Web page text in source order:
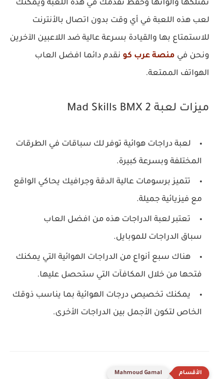
تمتلكها وألوانها وحفظ تقدمك في هذه اللعبة ويمكنك
لعب هذه اللعبة في أي وقت بدون اتصال بالأنترنت
للاستمتاع بها والقيادة بسرعة عالية ضد اللاعبين الآخرين
ونحن في منصة عرب كو نقدم دائما افضل العاب
الهواتف الممتعة.
ميزات لعبة Mad Skills BMX 2
لعبة دراجات هوائية توفر لك سباقات في الطرقات
المختلفة وبسرعة كبيرة.
‏تتميز برسومات عالية الدقة وجرافيك يحاكي الواقع
مع فيزيائية جميلة.
تعتبر لعبة الدراجات هذه من افضل العاب
سباق الدراجات للموبايل.
‏هناك سبع أنواع من الدراجات الهوائية التي يمكنك
فتحها من خلال المكافآت التي ستحصل عليها.
‏يمكنك تخصيص درجات الهوائية بما يناسب ذوقك
الخاص لتكون الأجمل بين الدراجات الأخرى.
Mahmoud Gamal